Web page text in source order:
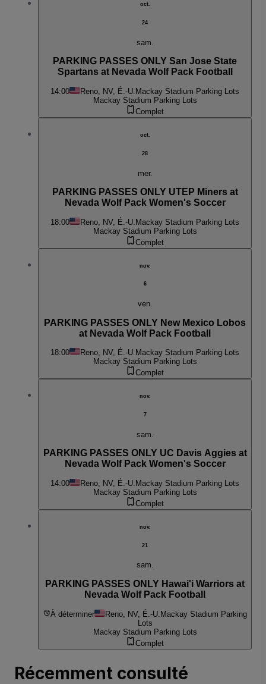
oct.
24
sam.
PARKING PASSES ONLY San Jose State
Spartans at Nevada Wolf Pack Football
14:00 Reno, NV, É.-U. Mackay Stadium Parking Lots
Mackay Stadium Parking Lots
Complet
oct.
28
mer.
PARKING PASSES ONLY UTEP Miners at
Nevada Wolf Pack Women's Soccer
18:00 Reno, NV, É.-U. Mackay Stadium Parking Lots
Mackay Stadium Parking Lots
Complet
nov.
6
ven.
PARKING PASSES ONLY New Mexico Lobos
at Nevada Wolf Pack Football
18:00 Reno, NV, É.-U. Mackay Stadium Parking Lots
Mackay Stadium Parking Lots
Complet
nov.
7
sam.
PARKING PASSES ONLY UC Davis Aggies at
Nevada Wolf Pack Women's Soccer
14:00 Reno, NV, É.-U. Mackay Stadium Parking Lots
Mackay Stadium Parking Lots
Complet
nov.
21
sam.
PARKING PASSES ONLY Hawai'i Warriors at
Nevada Wolf Pack Football
À déterminer Reno, NV, É.-U. Mackay Stadium Parking
Lots
Mackay Stadium Parking Lots
Complet
Récemment consulté